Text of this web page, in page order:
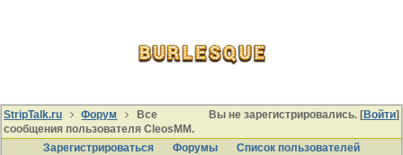
Вы не зарегистрировались. [Войти]
StripTalk.ru Форум
Все
сообщения пользователя CleosMM.
Зарегистрироваться
Форумы
Список пользователей